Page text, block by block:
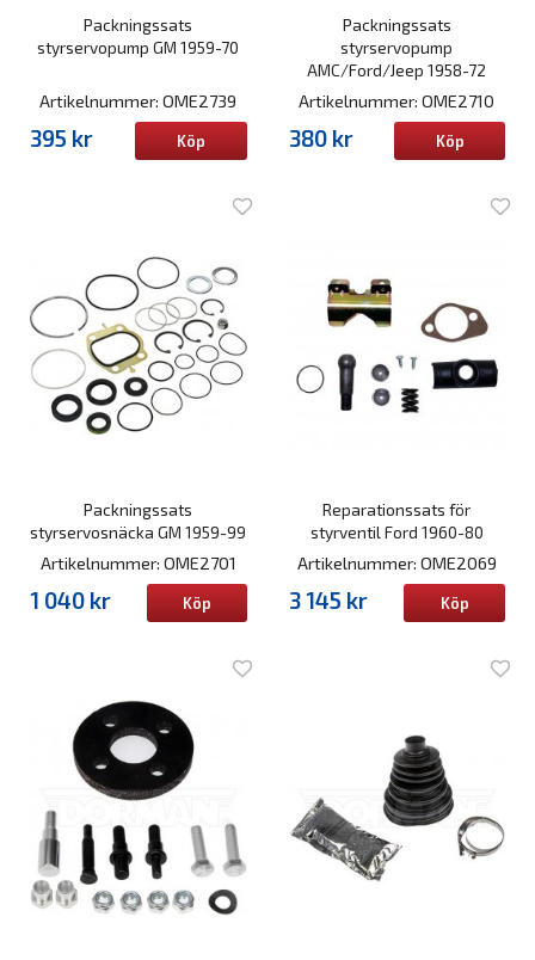
Packningssats
styrservopump GM 1959-70
Artikelnummer: OME2739
395 kr Köp
Packningssats
styrservopump
AMC/Ford/Jeep 1958-72
Artikelnummer: OME2710
380 kr Köp
Packningssats
styrservosnäcka GM 1959-99
Artikelnummer: OME2701
1 040 kr Köp
Reparationssats för
styrventil Ford 1960-80
Artikelnummer: OME2069
3 145 kr Köp